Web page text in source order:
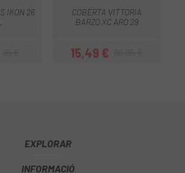
IKON 26
regular
COBERTA VITTORIA
BARZO XC ARO 29
Preu
15,49 €Preu regular
EXPLORAR
INFORMACIÓ